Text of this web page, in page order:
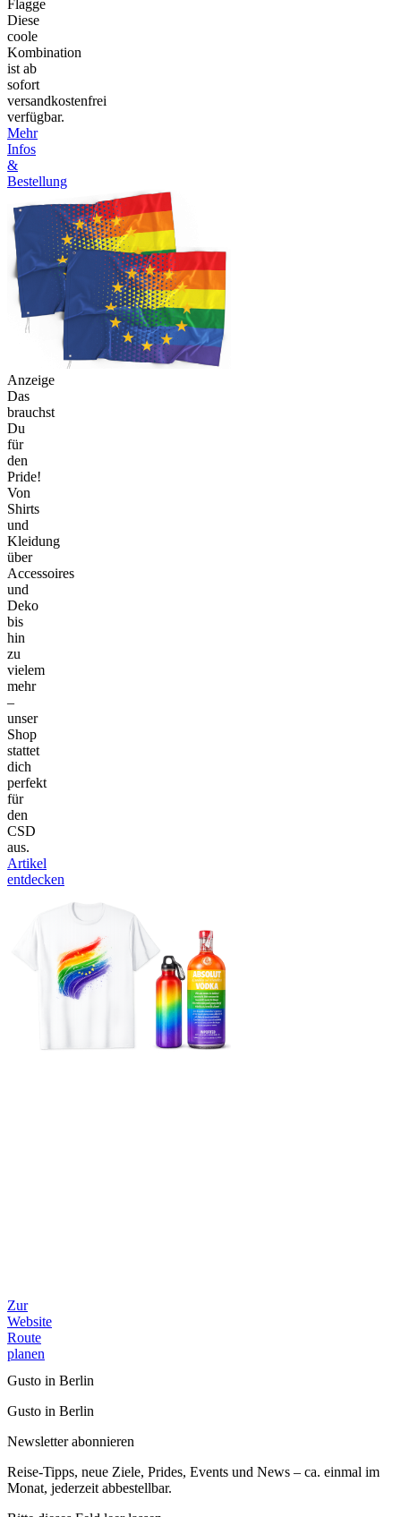
Flagge
Diese
coole
Kombination
ist ab
sofort
versandkostenfrei
verfügbar.
Mehr
Infos
&
Bestellung
Anzeige
Das
brauchst
Du
für
den
Pride!
Von
Shirts
und
Kleidung
über
Accessoires
und
Deko
bis
hin
zu
vielem
mehr
–
unser
Shop
stattet
dich
perfekt
für
den
CSD
aus.
Artikel
entdecken
Zur
Website
Route
planen
Gusto in Berlin
Gusto in Berlin
Newsletter abonnieren
Reise-Tipps, neue Ziele, Prides, Events und News – ca. einmal im
Monat, jederzeit abbestellbar.